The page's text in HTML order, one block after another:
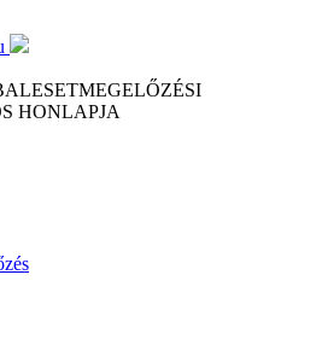
HONLAPJA